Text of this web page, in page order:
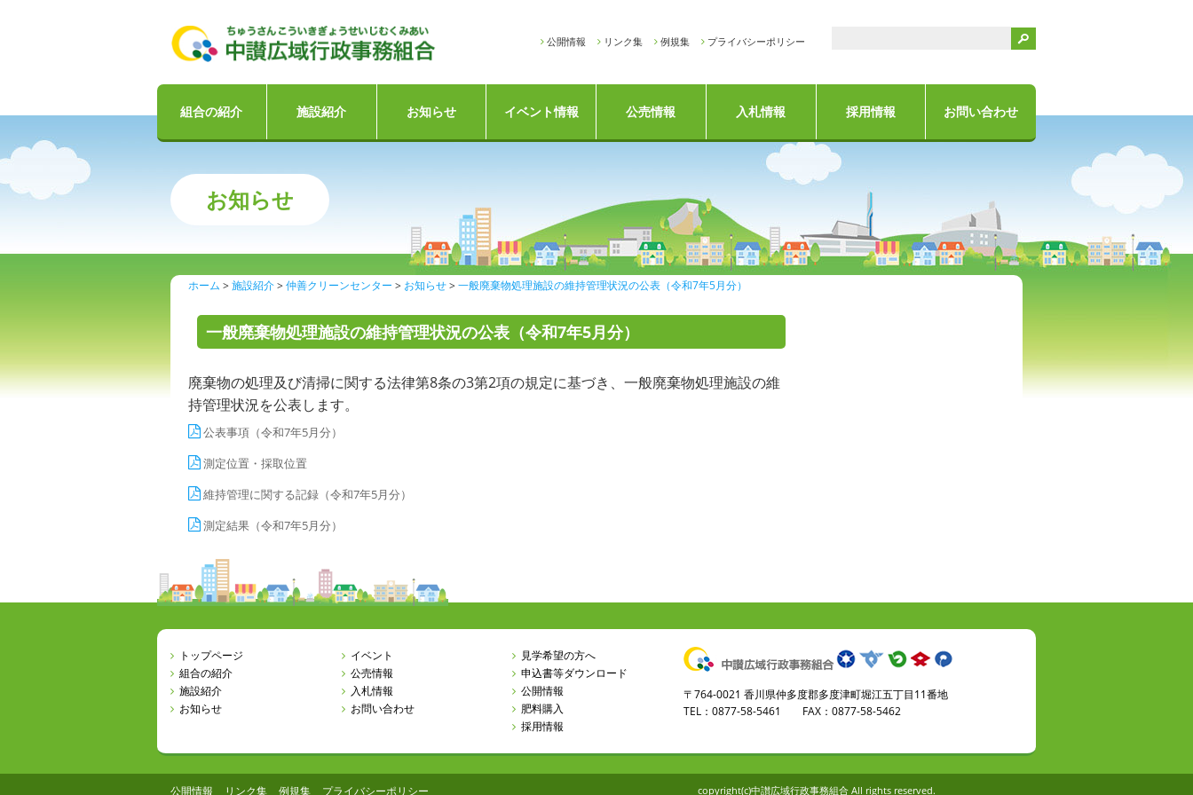
公開情報 リンク集 例規集 プライバシーポリシー 検索
組合の紹介 施設紹介 お知らせ イベント情報 公売情報 入札情報 採用情報 お問い合わせ
お知らせ
ホーム 施設紹介 仲善クリーンセンター お知らせ 一般廃棄物処理施設の維持管理状況の公表（令和7年5月分）
一般廃棄物処理施設の維持管理状況の公表（令和7年5月分）
廃棄物の処理及び清掃に関する法律第8条の3第2項の規定に基づき、一般廃棄物処理施設の維
持管理状況を公表します。
公表事項（令和7年5月分）
測定位置・採取位置
維持管理に関する記録（令和7年5月分）
測定結果（令和7年5月分）
トップページ
組合の紹介
施設紹介
お知らせ
イベント
公売情報
入札情報
お問い合わせ
見学希望の方へ
申込書等ダウンロード
公開情報
肥料購入
採用情報
〒764-0021 香川県仲多度郡多度津町堀江五丁目11番地
TEL：0877-58-5461 FAX：0877-58-5462
公開情報 リンク集 例規集 プライバシーポリシー copyright(c)中讃広域行政事務組合 All rights reserved.